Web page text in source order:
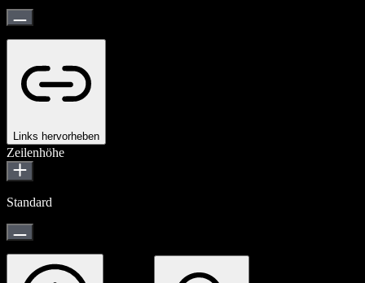
Links hervorheben
Zeilenhöhe
Standard